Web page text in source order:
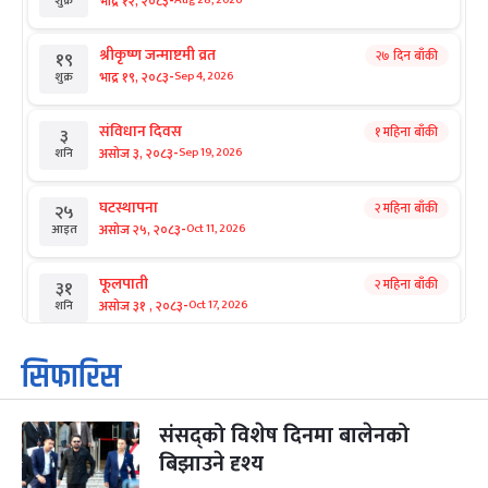
१९
शुक्र
श्रीकृष्ण जन्माष्टमी व्रत
भाद्र १९, २०८३-Sep 4, 2026
२७ दिन बाँकी
३
शनि
संविधान दिवस
असोज ३, २०८३-Sep 19, 2026
१ महिना बाँकी
२५
आइत
घटस्थापना
असोज २५, २०८३-Oct 11, 2026
२ महिना बाँकी
३१
शनि
फूलपाती
असोज ३१ , २०८३-Oct 17, 2026
२ महिना बाँकी
१
आइत
कार्तिक सङ्क्रान्ति
कार्तिक १, २०८३
३
मंगल
महानवमी
कार्तिक ३, २०८३-Oct 20, 2026
२ महिना बाँकी
सिफारिस
संसद्को विशेष दिनमा बालेनको
बिझाउने दृश्य